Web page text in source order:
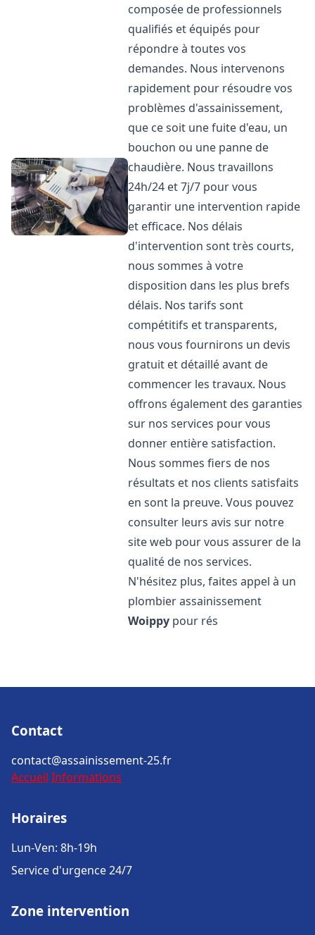
composée de professionnels
qualifiés et équipés pour
répondre à toutes vos
demandes. Nous intervenons
rapidement pour résoudre vos
problèmes d'assainissement,
que ce soit une fuite d'eau, un
bouchon ou une panne de
chaudière. Nous travaillons
24h/24 et 7j/7 pour vous
garantir une intervention rapide
et efficace. Nos délais
d'intervention sont très courts,
nous sommes à votre
disposition dans les plus brefs
délais. Nos tarifs sont
compétitifs et transparents,
nous vous fournirons un devis
gratuit et détaillé avant de
commencer les travaux. Nous
offrons également des garanties
sur nos services pour vous
donner entière satisfaction.
Nous sommes fiers de nos
résultats et nos clients satisfaits
en sont la preuve. Vous pouvez
consulter leurs avis sur notre
site web pour vous assurer de la
qualité de nos services.
N'hésitez plus, faites appel à un
plombier assainissement
Woippy pour rés
Contact
contact@assainissement-25.fr
Accueil Informations
Horaires
Lun-Ven: 8h-19h
Service d'urgence 24/7
Zone intervention